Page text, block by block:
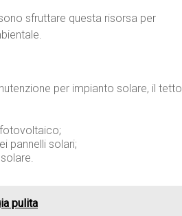
sfruttare questa risorsa per
per impianto solare, il tetto
pannelli solari;
pulita